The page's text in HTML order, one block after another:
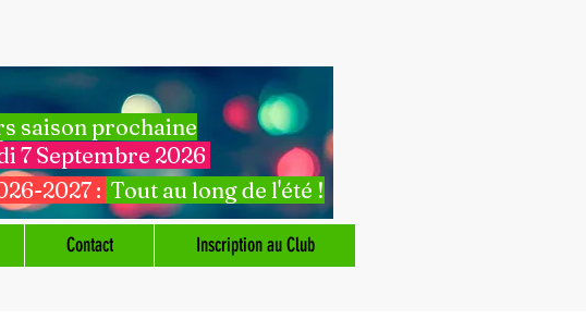
saison prochaine
7 Septembre 2026
2027 : Tout au long de l'été !
Contact Inscription au Club